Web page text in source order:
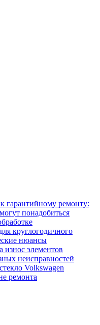
гарантийному ремонту:
понадобиться
круглогодичного
нюансы
износ элементов
неисправностей
Volkswagen
ремонта